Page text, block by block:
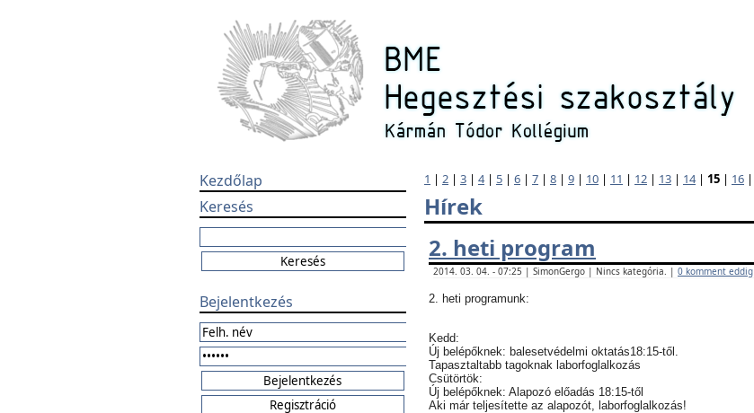
Kezdőlap
Keresés
Bejelentkezés
1 | 2 | 3 | 4| 5 | 6 | 7 | 8 | 9 | 10 | 11 | 12 | 13 | 14| 15 | 16 |
Hírek
2. heti program
2014. 03. 04. - 07:25 | SimonGergo | Nincs kategória. | 0 komment eddig
2. heti programunk:
Kedd:
Új belépőknek: balesetvédelmi oktatás18:15-től.
Tapasztaltabb tagoknak laborfoglalkozás
Csütörtök:
Új belépőknek: Alapozó előadás 18:15-től
Aki már teljesítette az alapozót, laborfoglalkozás!